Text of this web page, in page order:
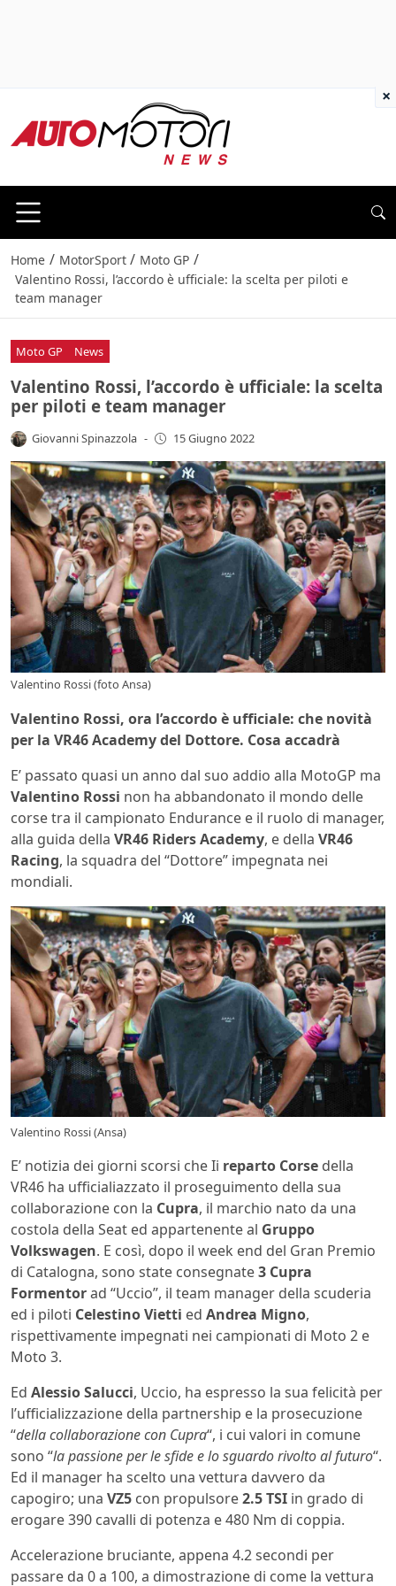
Home / MotorSport / Moto GP /
Valentino Rossi, l’accordo è ufficiale: la scelta per piloti e
team manager
Moto GP News
Valentino Rossi, l’accordo è ufficiale: la scelta
per piloti e team manager
Giovanni Spinazzola - 15 Giugno 2022
Valentino Rossi (foto Ansa)
Valentino Rossi, ora l’accordo è ufficiale: che novità
per la VR46 Academy del Dottore. Cosa accadrà
E’ passato quasi un anno dal suo addio alla MotoGP ma
Valentino Rossi non ha abbandonato il mondo delle
corse tra il campionato Endurance e il ruolo di manager,
alla guida della VR46 Riders Academy, e della VR46
Racing, la squadra del “Dottore” impegnata nei
mondiali.
Valentino Rossi (Ansa)
E’ notizia dei giorni scorsi che Ii reparto Corse della
VR46 ha ufficialiazzato il proseguimento della sua
collaborazione con la Cupra, il marchio nato da una
costola della Seat ed appartenente al Gruppo
Volkswagen. E così, dopo il week end del Gran Premio
di Catalogna, sono state consegnate3 Cupra
Formentorad “Uccio”, il team manager della scuderia
ed i piloti Celestino Vietti ed Andrea Migno,
rispettivamente impegnati nei campionati di Moto 2 e
Moto 3.
Ed Alessio Salucci, Uccio, ha espresso la sua felicità per
l’ufficializzazione della partnership e la prosecuzione
“della collaborazione con Cupra“, i cui valori in comune
sono “la passione per le sfide e lo sguardo rivolto al futuro“.
Ed il manager ha scelto una vettura davvero da
capogiro; una VZ5 con propulsore2.5 TSI in grado di
erogare 390 cavalli di potenza e 480 Nm di coppia.
Accelerazione bruciante, appena 4.2 secondi per
passare da 0 a 100, a dimostrazione di come la vettura
×